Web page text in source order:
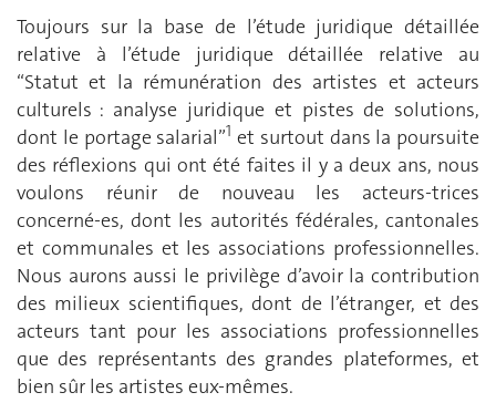
Toujours sur la base de l’étude juridique détaillée
relative à l’étude juridique détaillée relative au
“Statut et la rémunération des artistes et acteurs
culturels : analyse juridique et pistes de solutions,
dont le portage salarial”1 et surtout dans la poursuite
des réflexions qui ont été faites il y a deux ans, nous
voulons réunir de nouveau les acteurs-trices
concerné-es, dont les autorités fédérales, cantonales
et communales et les associations professionnelles.
Nous aurons aussi le privilège d’avoir la contribution
des milieux scientifiques, dont de l’étranger, et des
acteurs tant pour les associations professionnelles
que des représentants des grandes plateformes, et
bien sûr les artistes eux-mêmes.